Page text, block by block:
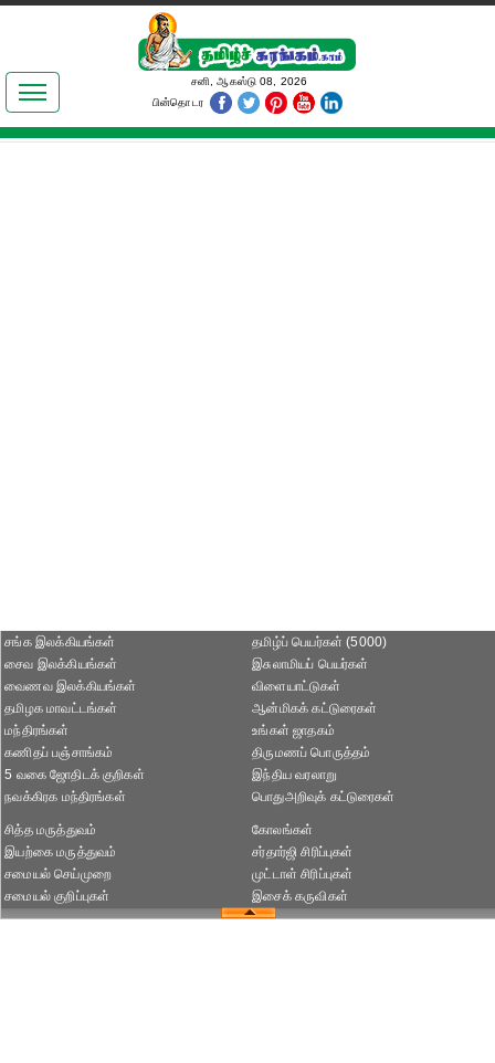
இலக்கியங்கள்
தமிழ் உலகம்
சனி, ஆகஸ்டு 08, 2026
பின்தொடர
சங்க இலக்கியங்கள்
சைவ இலக்கியங்கள்
வைணவ இலக்கியங்கள்
தமிழக மாவட்டங்கள்
தமிழ்ப் பெயர்கள் (5000)
இசுலாமியப் பெயர்கள்
விளையாட்டுகள்
ஆன்மிகக் கட்டுரைகள்
மந்திரங்கள்
கணிதப் பஞ்சாங்கம்
5 வகை ஜோதிடக் குறிகள்
நவக்கிரக மந்திரங்கள்
உங்கள் ஜாதகம்
திருமணப் பொருத்தம்
இந்திய வரலாறு
பொதுஅறிவுக் கட்டுரைகள்
சித்த மருத்துவம்
இயற்கை மருத்துவம்
சமையல் செய்முறை
சமையல் குறிப்புகள்
கோலங்கள்
சர்தார்ஜி சிரிப்புகள்
முட்டாள் சிரிப்புகள்
இசைக் கருவிகள்